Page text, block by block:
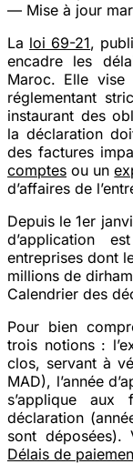
— Mise à jour
La loi 69-21,
encadre les
Maroc. Elle
réglementant
instaurant des
la déclaration
des factures
comptes ou un
d’affaires de
Depuis le1er
d’application
entreprises dont
millions de
Calendrier des
Pour bien
trois notions : l’
clos, servant à
MAD), l’année
s’applique
déclaration
sont déposées).
Délais de